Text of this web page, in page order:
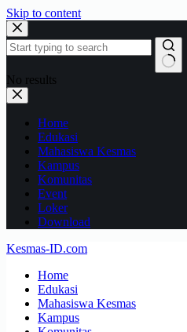
Skip to content
No results
Home
Edukasi
Mahasiswa Kesmas
Kampus
Komunitas
Event
Loker
Download
Kesmas-ID.com
Home
Edukasi
Mahasiswa Kesmas
Kampus